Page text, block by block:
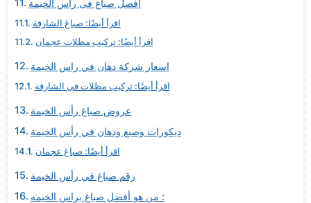
افضل صباغ فى راس الخيمة
اقرأ أيضًا: صباغ الشارقة
اقرأ أيضًا: تركيب مظلات عجمان
اسعار شركة دهان في راس الخيمة
اقرأ أيضًا: تركيب مظلات في الشارقة
عروض صباغ رأس الخيمة
ديكورات وصبغ ودهان في رأس الخيمة
اقرأ أيضًا: صباغ عجمان
رقم صباغ في رأس الخيمة
من هو أفضل صباغ براس الخيمه :